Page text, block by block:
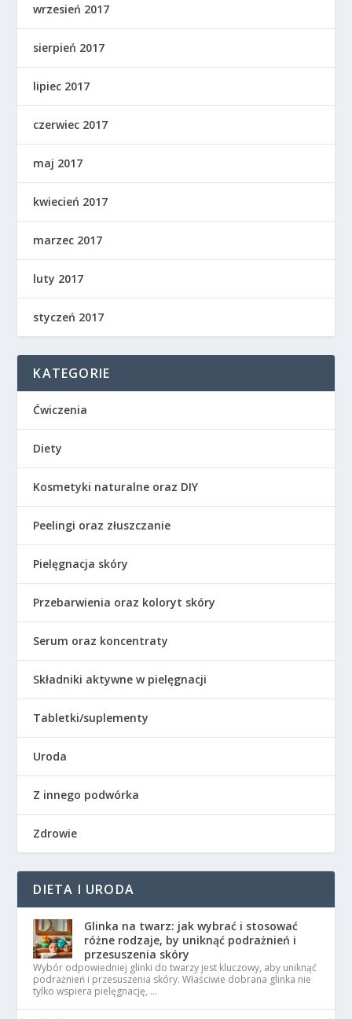
wrzesień 2017
sierpień 2017
lipiec 2017
czerwiec 2017
maj 2017
kwiecień 2017
marzec 2017
luty 2017
styczeń 2017
KATEGORIE
Ćwiczenia
Diety
Kosmetyki naturalne oraz DIY
Peelingi oraz złuszczanie
Pielęgnacja skóry
Przebarwienia oraz koloryt skóry
Serum oraz koncentraty
Składniki aktywne w pielęgnacji
Tabletki/suplementy
Uroda
Z innego podwórka
Zdrowie
DIETA I URODA
Glinka na twarz: jak wybrać i stosować
różne rodzaje, by uniknąć podrażnień i
przesuszenia skóry
Wybór odpowiedniej glinki do twarzy jest kluczowy, aby uniknąć
podrażnień i przesuszenia skóry. Właściwie dobrana glinka nie
tylko wspiera pielęgnację, …